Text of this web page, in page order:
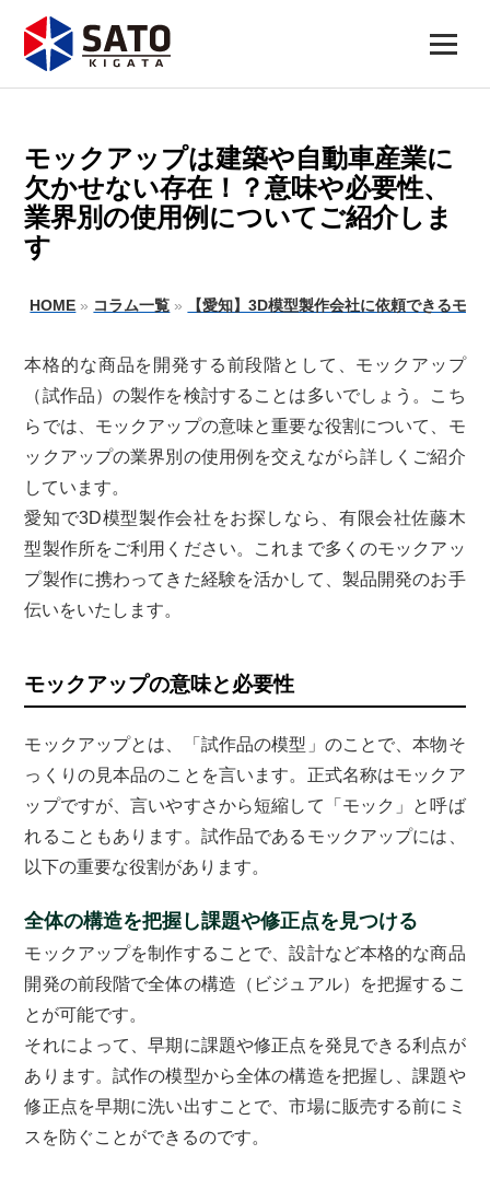
モックアップは建築や自動車産業に
欠かせない存在！？意味や必要性、
業界別の使用例についてご紹介しま
す
HOME » コラム一覧 » 【愛知】3D模型製作会社に依頼できるモ
本格的な商品を開発する前段階として、モックアップ
（試作品）の製作を検討することは多いでしょう。こち
らでは、モックアップの意味と重要な役割について、モ
ックアップの業界別の使用例を交えながら詳しくご紹介
しています。
愛知で3D模型製作会社をお探しなら、有限会社佐藤木
型製作所をご利用ください。これまで多くのモックアッ
プ製作に携わってきた経験を活かして、製品開発のお手
伝いをいたします。
モックアップの意味と必要性
モックアップとは、「試作品の模型」のことで、本物そ
っくりの見本品のことを言います。正式名称はモックア
ップですが、言いやすさから短縮して「モック」と呼ば
れることもあります。試作品であるモックアップには、
以下の重要な役割があります。
全体の構造を把握し課題や修正点を見つける
モックアップを制作することで、設計など本格的な商品
開発の前段階で全体の構造（ビジュアル）を把握するこ
とが可能です。
それによって、早期に課題や修正点を発見できる利点が
あります。試作の模型から全体の構造を把握し、課題や
修正点を早期に洗い出すことで、市場に販売する前にミ
スを防ぐことができるのです。